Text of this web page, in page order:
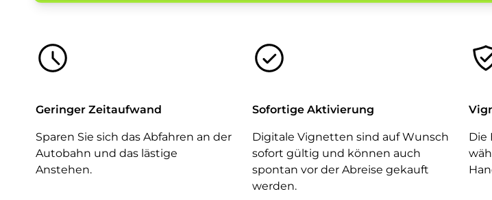
Geringer Zeitaufwand
Sparen Sie sich das Abfahren an der
Autobahn und das lästige
Anstehen.
Sofortige Aktivierung
Digitale Vignetten sind auf Wunsch
sofort gültig und können auch
spontan vor der Abreise gekauft
werden.
Die